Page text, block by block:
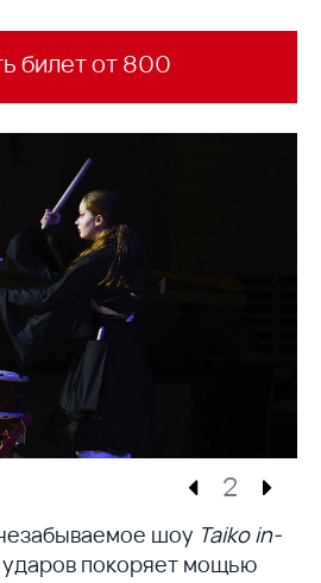
билет от 800
2
шоу Taiko in-
покоряет мощью